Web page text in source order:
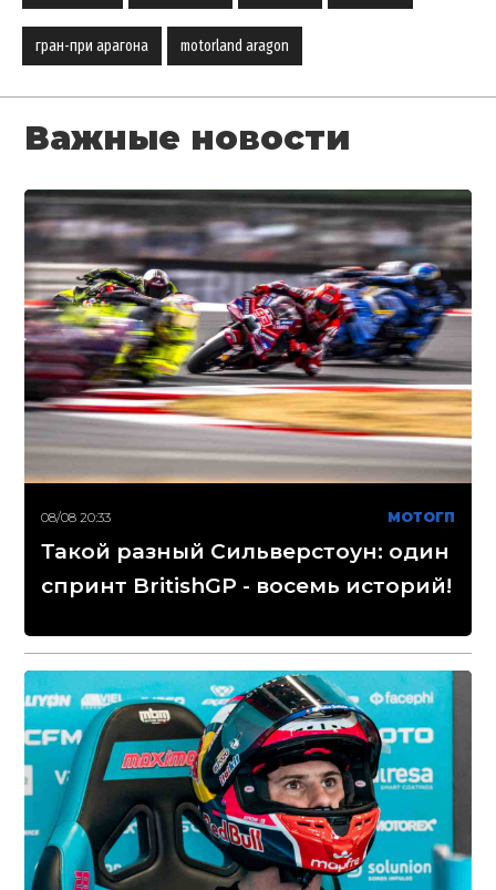
гран-при арагона motorland aragon
Важные новости
08/08 20:33 МОТОГП
Такой разный Сильверстоун: один
спринт BritishGP - восемь историй!